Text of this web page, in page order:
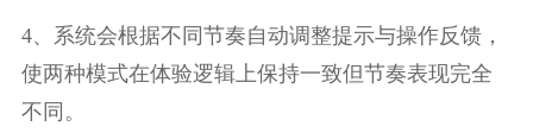
4、系统会根据不同节奏自动调整提示与操作反馈，
使两种模式在体验逻辑上保持一致但节奏表现完全
不同。